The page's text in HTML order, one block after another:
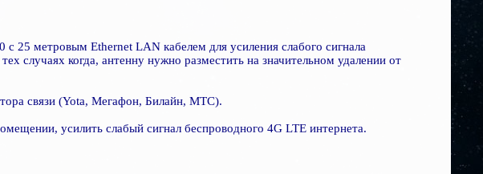
25 метровым Ethernet LAN кабелем для усиления слабого сигнала
случаях когда, антенну нужно разместить на значительном удалении от
связи (Yota, Мегафон, Билайн, МТС).
усилить слабый сигнал беспроводного 4G LTE интернета.